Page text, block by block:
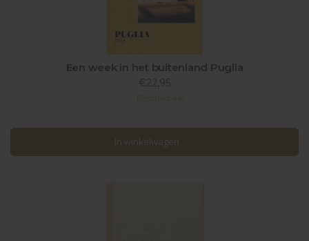
Een week in het buitenland Puglia
€22,95
Beschikbaar
In winkelwagen
In winkelwagen